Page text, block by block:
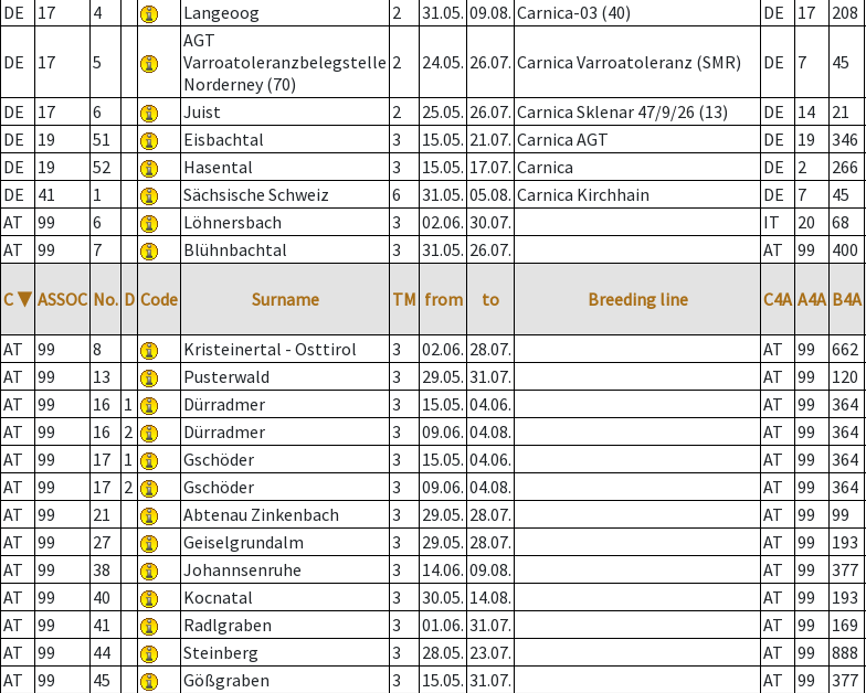
DE
17 4 Langeoog 2 31.05. 09.08. Carnica-03 (40) DE 17 208
DE 17 5
AGT
Varroatoleranzbelegstelle
Norderney (70)
2 24.05. 26.07. Carnica Varroatoleranz (SMR) DE 7 45
DE 17 6 Juist 2 25.05. 26.07. Carnica Sklenar 47/9/26 (13) DE 14 21
DE
19 51 Eisbachtal 3 15.05. 21.07. Carnica AGT DE 19 346
DE
19 52 Hasental 3 15.05. 17.07. Carnica DE 2 266
DE
41 1 Sächsische Schweiz 6 31.05. 05.08. Carnica Kirchhain DE 7 45
AT
99 6 Löhnersbach 3 02.06. 30.07. IT 20 68
AT
99 7 Blühnbachtal 3 31.05. 26.07. AT 99 400
C ▼ ASSOC No. D Code Surname TM from to Breeding line C4A A4A B4A
AT
99 8 Kristeinertal - Osttirol 3 02.06. 28.07. AT 99 662
AT
99 13 Pusterwald 3 29.05. 31.07. AT 99 120
AT
99 16 1 Dürradmer 3 15.05. 04.06. AT 99 364
AT
99 16 2 Dürradmer 3 09.06. 04.08. AT 99 364
AT
99 17 1 Gschöder 3 15.05. 04.06. AT 99 364
AT
99 17 2 Gschöder 3 09.06. 04.08. AT 99 364
AT
99 21 Abtenau Zinkenbach 3 29.05. 28.07. AT 99 99
AT
99 27 Geiselgrundalm 3 29.05. 28.07. AT 99 193
AT
99 38 Johannsenruhe 3 14.06. 09.08. AT 99 377
AT
99 40 Kocnatal 3 30.05. 14.08. AT 99 193
AT
99 41 Radlgraben 3 01.06. 31.07. AT 99 169
AT
99 44 Steinberg 3 28.05. 23.07. AT 99 888
AT
99 45 Gößgraben 3 15.05. 31.07. AT 99 377